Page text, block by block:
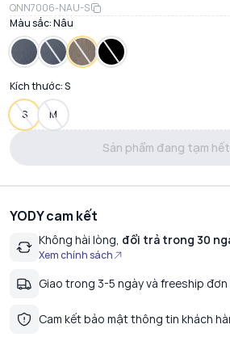
QNN7006-NAU-S
Màu sắc:Nâu
Kích thước:S
S M
Sản phẩm đang tạm
YODY cam kết
Không hài lòng, đổi trả trong 30
Xem chính sách
Giao trong 3-5 ngày và freeship
Cam kết bảo mật thông tin khách